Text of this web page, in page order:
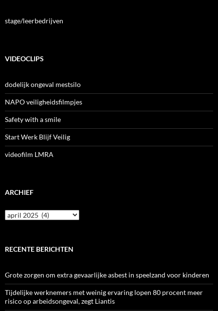
stage/leerbedrijven
VIDEOCLIPS
dodelijk ongeval mestsilo
NAPO veiligheidsfilmpjes
Safety with a smile
Start Werk Blijf Veilig
videofilm LMRA
ARCHIEF
Archief
RECENTE BERICHTEN
Grote zorgen om extra gevaarlijke asbest in speelzand voor kinderen
Tijdelijke werknemers met weinig ervaring lopen 80 procent meer
risico op arbeidsongeval, zegt Liantis